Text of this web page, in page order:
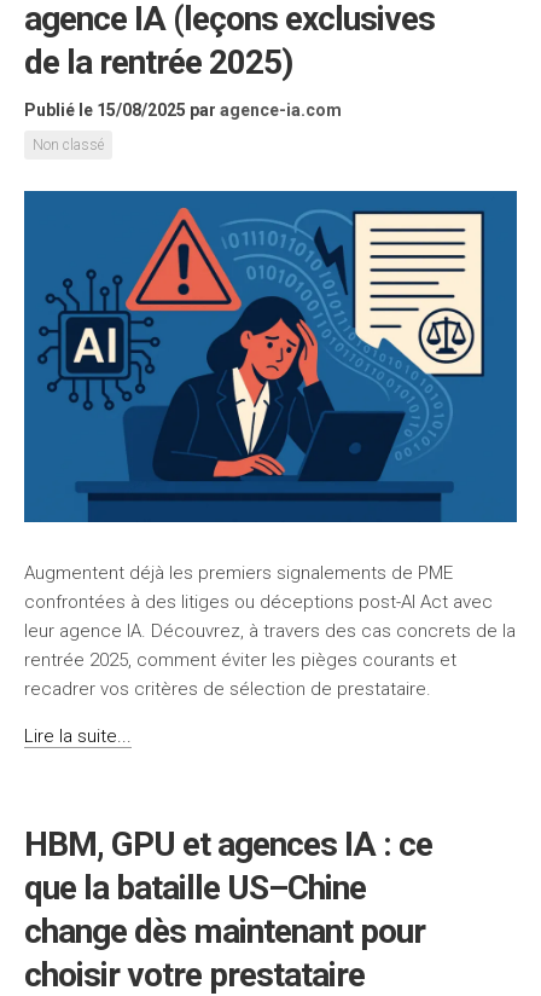
agence IA (leçons exclusives
de la rentrée 2025)
Publié le 15/08/2025 par agence-ia.com
Non classé
Augmentent déjà les premiers signalements de PME
confrontées à des litiges ou déceptions post-AI Act avec
leur agence IA. Découvrez, à travers des cas concrets de la
rentrée 2025, comment éviter les pièges courants et
recadrer vos critères de sélection de prestataire.
Lire la suite...
HBM, GPU et agences IA : ce
que la bataille US–Chine
change dès maintenant pour
choisir votre prestataire